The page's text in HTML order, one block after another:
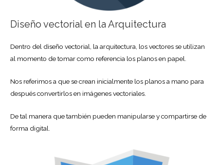
Diseño vectorial en la Arquitectura
Dentro del diseño vectorial, la arquitectura, los vectores se utilizan
al momento de tomar como referencia los planos en papel.
Nos referimos a que se crean inicialmente los planos a mano para
después convertirlos en imágenes vectoriales.
De tal manera que también pueden manipularse y compartirse de
forma digital.